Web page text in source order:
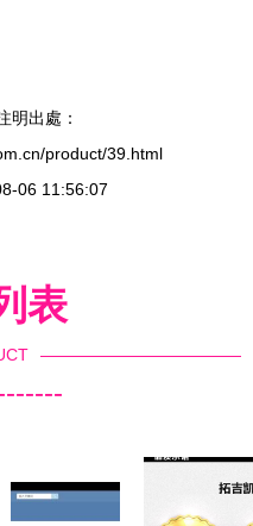
明出處：
product/39.html
06 11:56:07
表